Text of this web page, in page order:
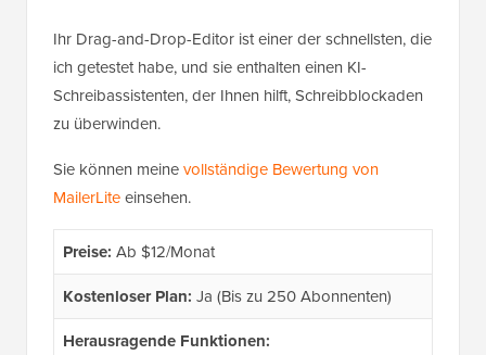
Ihr Drag-and-Drop-Editor ist einer der schnellsten, die
ich getestet habe, und sie enthalten einen KI-
Schreibassistenten, der Ihnen hilft, Schreibblockaden
zu überwinden.
Sie können meinevollständige Bewertung von
MailerLiteeinsehen.
Preise: Ab $12/Monat
Kostenloser Plan: Ja (Bis zu 250 Abonnenten)
Herausragende Funktionen: